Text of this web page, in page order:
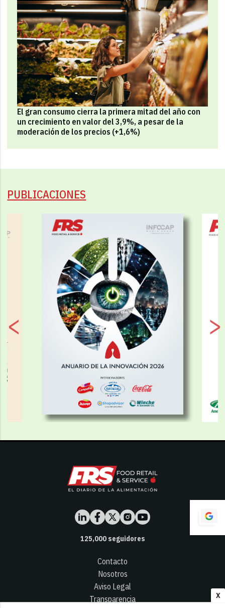
X
El gran consumo cierra la primera mitad del año con
un crecimiento en valor del 3,9%, a pesar de la
moderación de los precios (+1,6%)
PUBLICACIONES
125,000seguidores
Contacto
Nosotros
Aviso Legal
Transparencia